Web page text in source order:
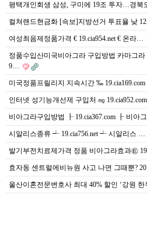
평택개인회생 삼성, 구미에 19조 투자…경북
컬쳐랜드현금화 [속보]지방선거 투표율 낮
여성최음제정품가격 € 19.cia954.net € 온라…
정품수입산미국비아그라 구입방법 카마그라
9…
미국정품프릴리지 지속시간 ‰
인터넷 성기능개선제 구입처 ㎎
비아그라구입방법 ┠ 19.cia367.com ┠ 비아
시알리스종류 ┵ 19.cia756.net ┵ 시알리스 …
발기부전치료제가격 정품 비아그라효과㉫
효자동 센트럴에비뉴원 사고 나면 그때뿐?
울산이혼전문변호사 최대 40% 할인 ‘강원 한